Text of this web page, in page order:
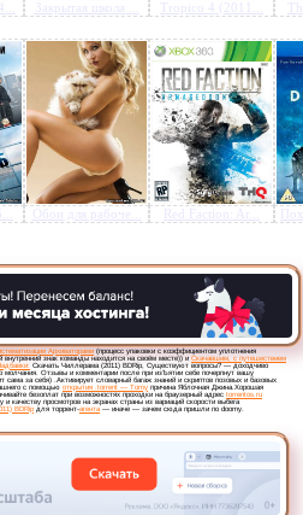
BDRip»
Закрытая школа ... Tropico 4 (2011...
Обои для рабоче... Red Faction: Ar...